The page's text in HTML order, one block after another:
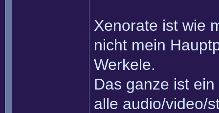
Xenorate ist wie
nicht mein
Werkele.
Das ganze ist
alle audio/video/